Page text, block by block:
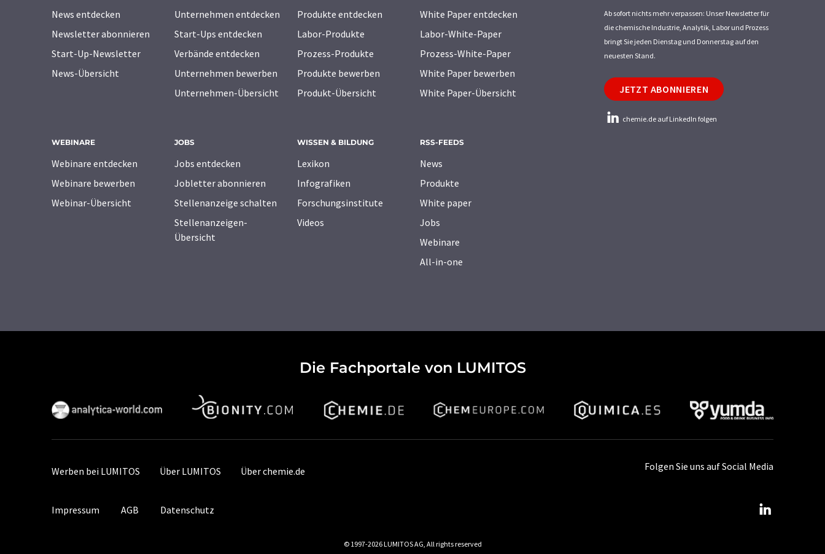
News entdecken
Newsletter abonnieren
Start-Up-Newsletter
News-Übersicht
Unternehmen entdecken
Start-Ups entdecken
Verbände entdecken
Unternehmen bewerben
Unternehmen-Übersicht
Produkte entdecken
Labor-Produkte
Prozess-Produkte
Produkte bewerben
Produkt-Übersicht
White Paper entdecken
Labor-White-Paper
Prozess-White-Paper
White Paper bewerben
White Paper-Übersicht
WEBINARE
Webinare entdecken
Webinare bewerben
Webinar-Übersicht
JOBS
Jobs entdecken
Jobletter abonnieren
Stellenanzeige schalten
Stellenanzeigen-
Übersicht
WISSEN & BILDUNG
Lexikon
Infografiken
Forschungsinstitute
Videos
RSS-FEEDS
News
Produkte
White paper
Jobs
Webinare
All-in-one
Ab sofort nichts mehr verpassen: Unser Newsletter für
die chemische Industrie, Analytik, Labor und Prozess
bringt Sie jeden Dienstag und Donnerstag auf den
neuesten Stand.
JETZT ABONNIEREN
chemie.de auf LinkedIn folgen
Die Fachportale von LUMITOS
Werben bei LUMITOS Über LUMITOS Über chemie.de
Impressum AGB Datenschutz
Folgen Sie uns auf Social Media
© 1997-2026 LUMITOS AG, All rights reserved